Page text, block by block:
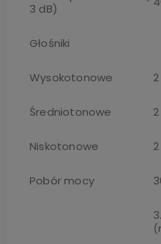
3 dB)
Głośniki
Wysokotonowe
Średniotonowe
Niskotonowe
Pobór mocy